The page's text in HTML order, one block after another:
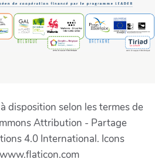
disposition selon les termes de
Attribution - Partage
4.0 International. Icons